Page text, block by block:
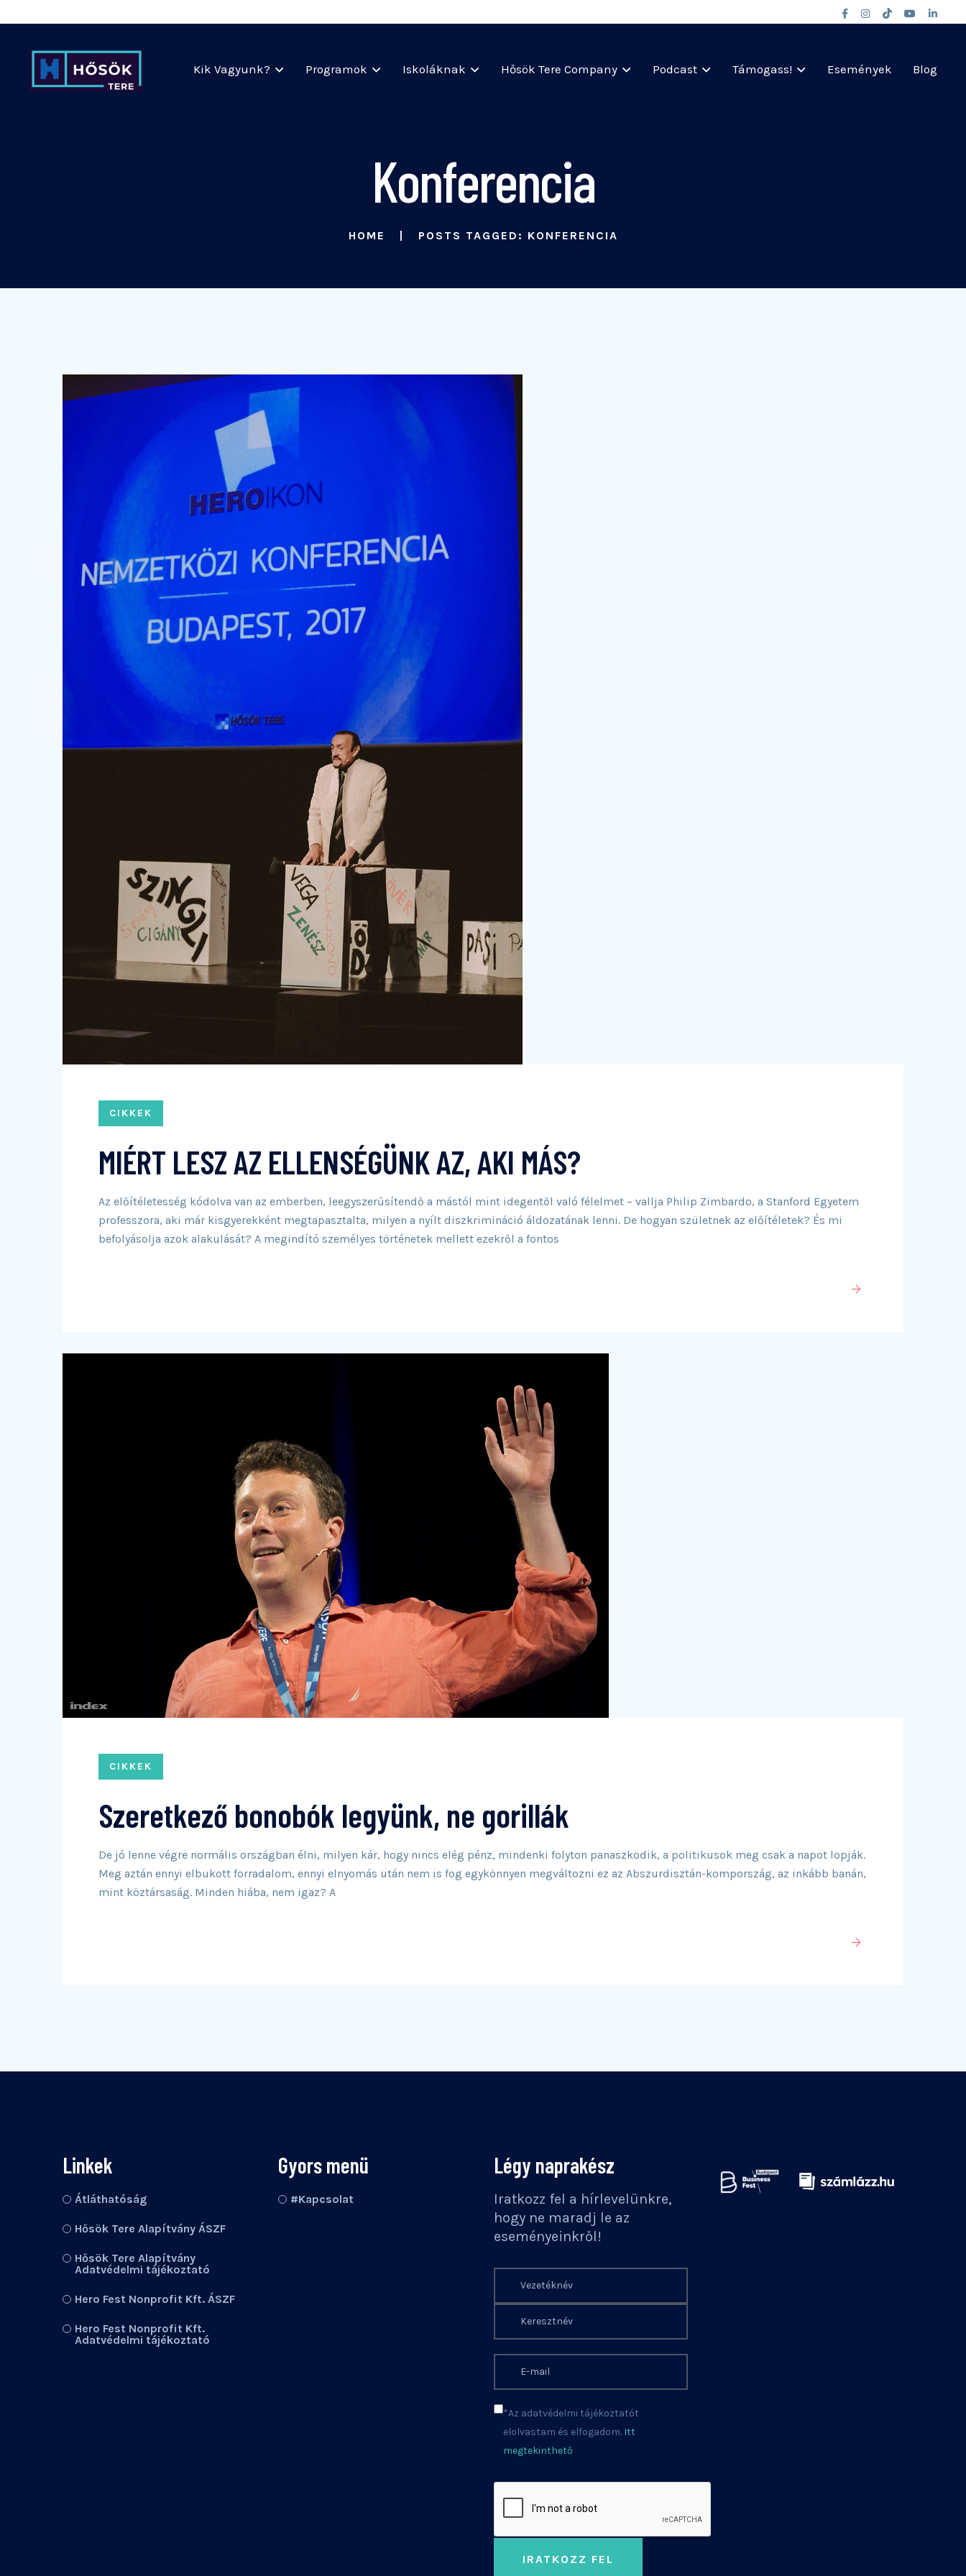
Kik Vagyunk? Programok Iskoláknak Hősök Tere Company Podcast Támogass! Események Blog
Konferencia
HOME POSTS TAGGED: KONFERENCIA
CIKKEK
MIÉRT LESZ AZ ELLENSÉGÜNK AZ, AKI MÁS?
Az előítéletesség kódolva van az emberben, leegyszerűsítendő a mástól mint idegentől való félelmet – vallja Philip Zimbardo, a Stanford Egyetem
professzora, aki már kisgyerekként megtapasztalta, milyen a nyílt diszkrimináció áldozatának lenni. De hogyan születnek az előítéletek? És mi
befolyásolja azok alakulását? A megindító személyes történetek mellett ezekről a fontos
CIKKEK
Szeretkező bonobók legyünk, ne gorillák
De jó lenne végre normális országban élni, milyen kár, hogy nincs elég pénz, mindenki folyton panaszkodik, a politikusok meg csak a napot lopják.
Meg aztán ennyi elbukott forradalom, ennyi elnyomás után nem is fog egykönnyen megváltozni ez az Abszurdisztán-kompország, az inkább banán,
mint köztársaság. Minden hiába, nem igaz? A
Linkek
Átláthatóság
Hősök Tere Alapítvány ÁSZF
Hősök Tere Alapítvány
Adatvédelmi tájékoztató
Hero Fest Nonprofit Kft. ÁSZF
Hero Fest Nonprofit Kft.
Adatvédelmi tájékoztató
Gyors menü
#Kapcsolat
Légy naprakész
Iratkozz fel a hírlevelünkre,
hogy ne maradj le az
eseményeinkről!
*Az adatvédelmi tájékoztatót
elolvastam és elfogadom. Itt
megtekinthető
IRATKOZZ FEL